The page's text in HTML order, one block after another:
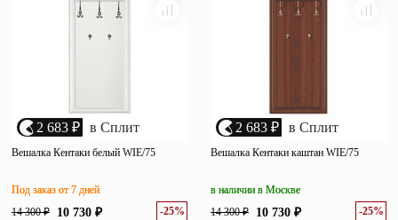
2 683 ₽ в Сплит
Вешалка Кентаки белый WIE/75
14 300 ₽ 10 730 ₽ -25%
Под заказ от 7 дней
2 683 ₽ в Сплит
Вешалка Кентаки каштан WIE/75
14 300 ₽ 10 730 ₽ -25%
в наличии в Москве